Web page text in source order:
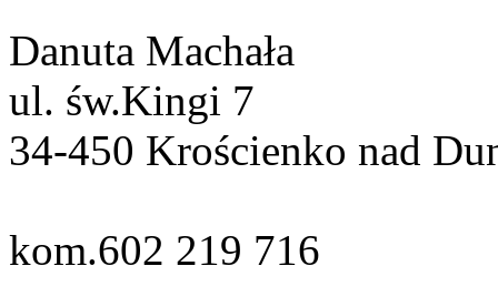
Danuta Machała
ul. św.Kingi 7
34-450 Krościenko nad
kom.602 219 716